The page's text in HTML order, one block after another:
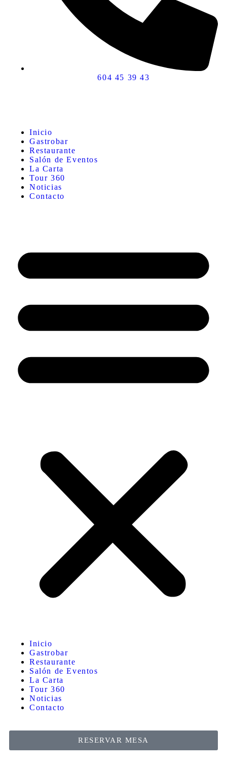
604 45 39 43
Inicio
Gastrobar
Restaurante
Salón de Eventos
La Carta
Tour 360
Noticias
Contacto
Inicio
Gastrobar
Restaurante
Salón de Eventos
La Carta
Tour 360
Noticias
Contacto
RESERVAR MESA